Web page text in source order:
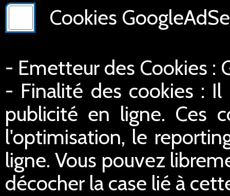
Cookies
- Emetteur des Cookies :
- Finalité des cookies :
publicité en ligne. Ces
l'optimisation, le
ligne. Vous pouvez
décocher la case lié à